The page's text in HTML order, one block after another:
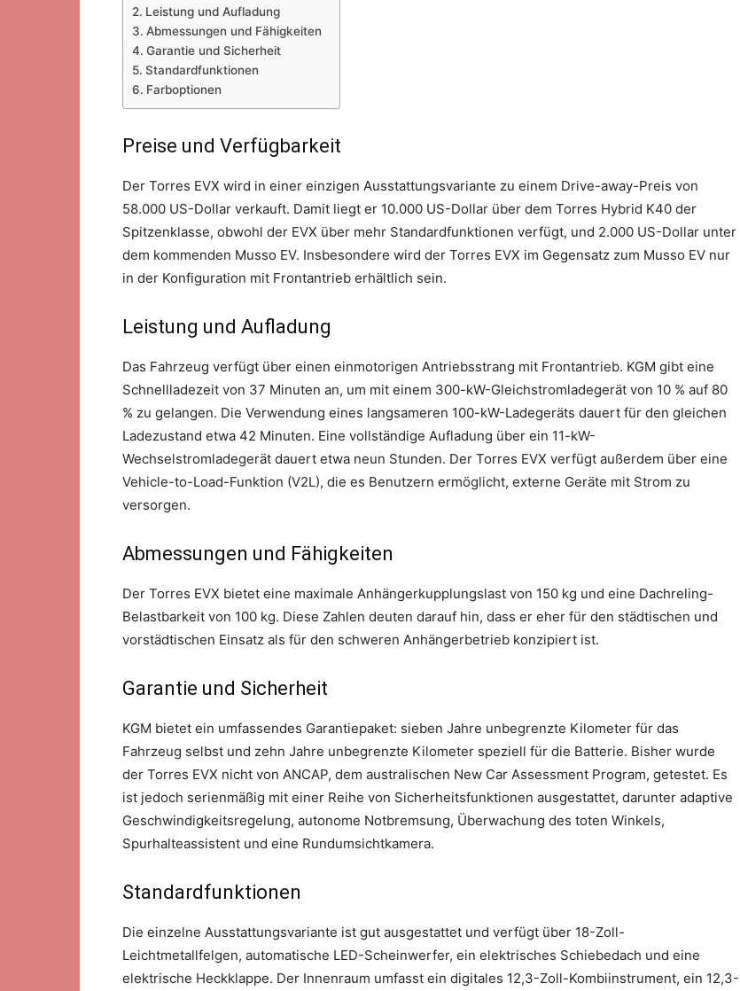
Leistung und Aufladung
Abmessungen und Fähigkeiten
Garantie und Sicherheit
Standardfunktionen
Farboptionen
Preise und Verfügbarkeit
Der Torres EVX wird in einer einzigen Ausstattungsvariante zu einem Drive-away-Preis von
58.000 US-Dollar verkauft. Damit liegt er 10.000 US-Dollar über dem Torres Hybrid K40 der
Spitzenklasse, obwohl der EVX über mehr Standardfunktionen verfügt, und 2.000 US-Dollar unter
dem kommenden Musso EV. Insbesondere wird der Torres EVX im Gegensatz zum Musso EV nur
in der Konfiguration mit Frontantrieb erhältlich sein.
Leistung und Aufladung
Das Fahrzeug verfügt über einen einmotorigen Antriebsstrang mit Frontantrieb. KGM gibt eine
Schnellladezeit von 37 Minuten an, um mit einem 300-kW-Gleichstromladegerät von 10 % auf 80
% zu gelangen. Die Verwendung eines langsameren 100-kW-Ladegeräts dauert für den gleichen
Ladezustand etwa 42 Minuten. Eine vollständige Aufladung über ein 11-kW-
Wechselstromladegerät dauert etwa neun Stunden. Der Torres EVX verfügt außerdem über eine
Vehicle-to-Load-Funktion (V2L), die es Benutzern ermöglicht, externe Geräte mit Strom zu
versorgen.
Abmessungen und Fähigkeiten
Der Torres EVX bietet eine maximale Anhängerkupplungslast von 150 kg und eine Dachreling-
Belastbarkeit von 100 kg. Diese Zahlen deuten darauf hin, dass er eher für den städtischen und
vorstädtischen Einsatz als für den schweren Anhängerbetrieb konzipiert ist.
Garantie und Sicherheit
KGM bietet ein umfassendes Garantiepaket: sieben Jahre unbegrenzte Kilometer für das
Fahrzeug selbst und zehn Jahre unbegrenzte Kilometer speziell für die Batterie. Bisher wurde
der Torres EVX nicht von ANCAP, dem australischen New Car Assessment Program, getestet. Es
ist jedoch serienmäßig mit einer Reihe von Sicherheitsfunktionen ausgestattet, darunter adaptive
Geschwindigkeitsregelung, autonome Notbremsung, Überwachung des toten Winkels,
Spurhalteassistent und eine Rundumsichtkamera.
Standardfunktionen
Die einzelne Ausstattungsvariante ist gut ausgestattet und verfügt über 18-Zoll-
Leichtmetallfelgen, automatische LED-Scheinwerfer, ein elektrisches Schiebedach und eine
elektrische Heckklappe. Der Innenraum umfasst ein digitales 12,3-Zoll-Kombiinstrument, ein 12,3-